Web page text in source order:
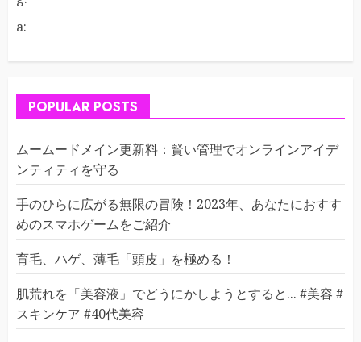
a:
POPULAR POSTS
ムームードメイン更新料：賢い管理でオンラインアイデ
ンティティを守る
手のひらに広がる無限の冒険！2023年、あなたにおすす
めのスマホゲームをご紹介
育毛、ハゲ、薄毛「頭皮」を極める！
肌荒れを「美容液」でどうにかしようとすると... #美容 #
スキンケア #40代美容